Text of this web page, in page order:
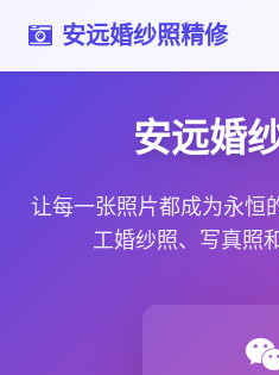
安远婚纱照精修
安远婚
让每一张照片都成为永恒
工婚纱照、写真照